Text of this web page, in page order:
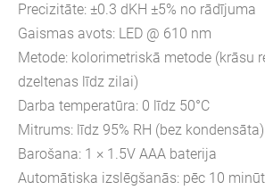
Precizitāte: ±0.3 dKH ±5% no rādījuma
Gaismas avots: LED @ 610 nm
Metode: kolorimetriskā metode (krāsu
dzeltenas līdz zilai)
Darba temperatūra: 0 līdz 50°C
Mitrums: līdz 95% RH (bez kondensāta)
Barošana: 1 × 1.5V AAA baterija
Automātiska izslēgšanās: pēc 10